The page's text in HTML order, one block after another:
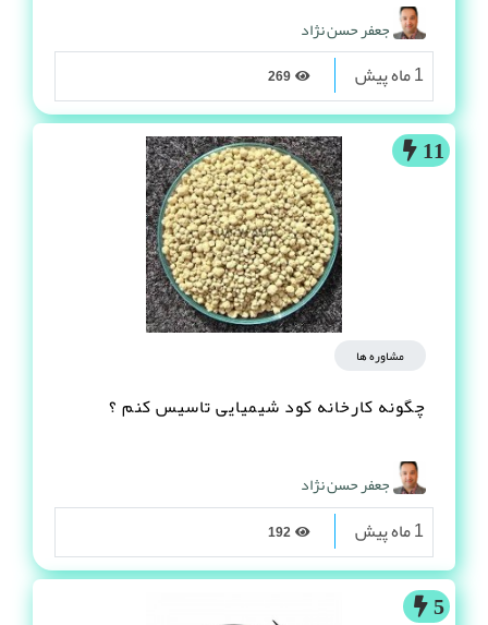
جعفر حسن نژاد
1 ماه پیش
11
مشاوره ها
چگونه کارخانه کود شیمیایی تاسیس کنم ؟
جعفر حسن نژاد
1 ماه پیش
5